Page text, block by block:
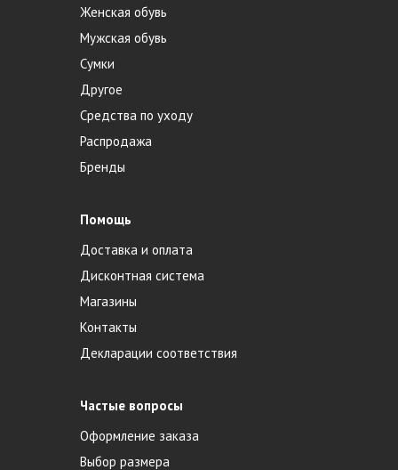
Женская обувь
Мужская обувь
Сумки
Другое
Средства по уходу
Распродажа
Бренды
Помощь
Доставка и оплата
Дисконтная система
Магазины
Контакты
Декларации соответствия
Частые вопросы
Оформление заказа
Выбор размера